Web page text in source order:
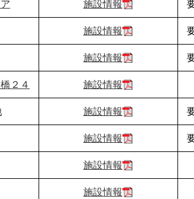
施設情報
施設情報
施設情報
２４ 施設情報
施設情報
施設情報
施設情報
施設情報